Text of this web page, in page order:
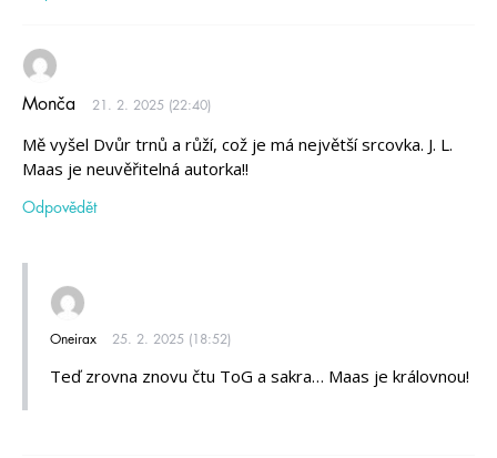
Monča 21. 2. 2025 (22:40)
Mě vyšel Dvůr trnů a růží, což je má největší srcovka. J. L.
Maas je neuvěřitelná autorka!!
Odpovědět
Oneirax 25. 2. 2025 (18:52)
Teď zrovna znovu čtu ToG a sakra… Maas je královnou!